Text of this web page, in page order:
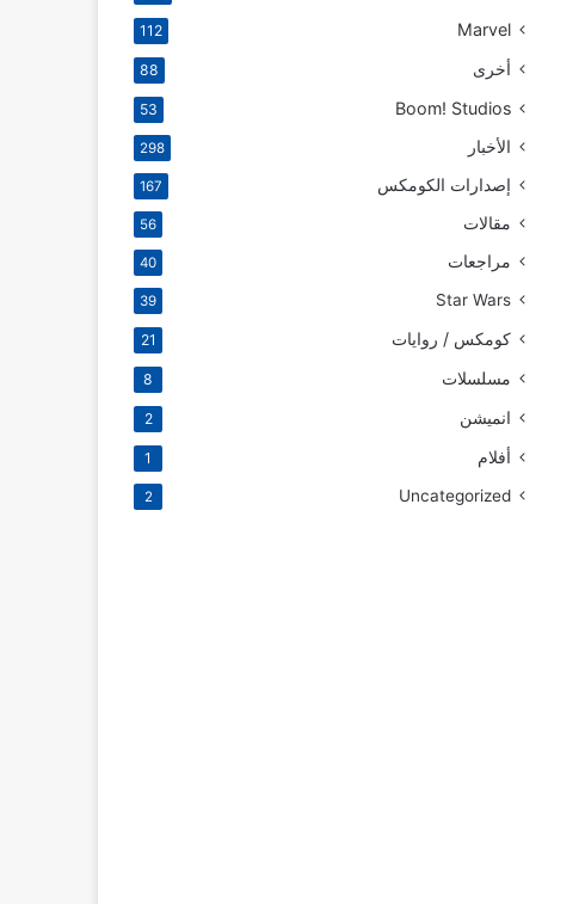
Marvel
112
أخرى 88
Boom! Studios
53
الأخبار 298
إصدارات الكومكس 167
مقالات 56
مراجعات 40
Star Wars
39
كومكس / روايات 21
مسلسلات 8
انميشن 2
أفلام 1
Uncategorized
2